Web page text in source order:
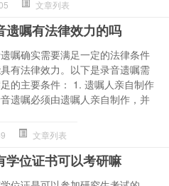
文章列表
遗嘱有法律效力的吗
嘱确实需要满足一定的法律条件
有法律效力。以下是录音遗嘱需
的主要条件： 1. 遗嘱人亲自制作
音遗嘱必须由遗嘱人亲自制作，并
文章列表
学位证书可以考研嘛